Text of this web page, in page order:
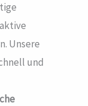
Unsere
und